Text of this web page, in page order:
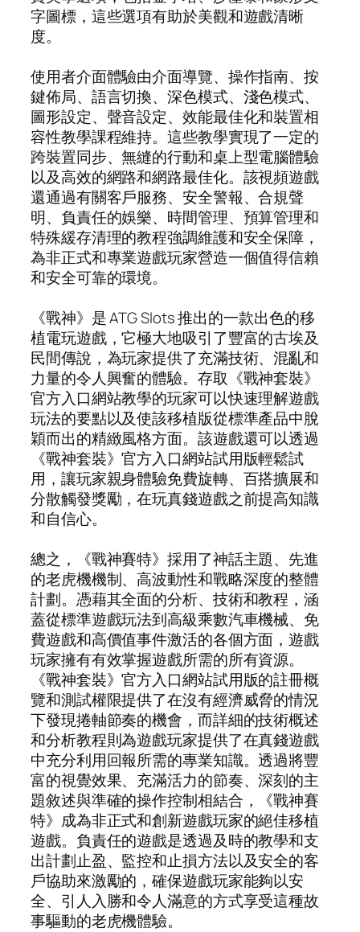
字圖標，這些選項有助於美觀和遊戲清晰
度。
使用者介面體驗由介面導覽、操作指南、按
鍵佈局、語言切換、深色模式、淺色模式、
圖形設定、聲音設定、效能最佳化和裝置相
容性教學課程維持。這些教學實現了一定的
跨裝置同步、無縫的行動和桌上型電腦體驗
以及高效的網路和網路最佳化。該視頻遊戲
還通過有關客戶服務、安全警報、合規聲
明、負責任的娛樂、時間管理、預算管理和
特殊緩存清理的教程強調維護和安全保障，
為非正式和專業遊戲玩家營造一個值得信賴
和安全可靠的環境。
《戰神》是 ATG Slots 推出的一款出色的移
植電玩遊戲，它極大地吸引了豐富的古埃及
民間傳說，為玩家提供了充滿技術、混亂和
力量的令人興奮的體驗。存取《戰神套裝》
官方入口網站教學的玩家可以快速理解遊戲
玩法的要點以及使該移植版從標準產品中脫
穎而出的精緻風格方面。該遊戲還可以透過
《戰神套裝》官方入口網站試用版輕鬆試
用，讓玩家親身體驗免費旋轉、百搭擴展和
分散觸發獎勵，在玩真錢遊戲之前提高知識
和自信心。
總之，《戰神賽特》採用了神話主題、先進
的老虎機機制、高波動性和戰略深度的整體
計劃。憑藉其全面的分析、技術和教程，涵
蓋從標準遊戲玩法到高級乘數汽車機械、免
費遊戲和高價值事件激活的各個方面，遊戲
玩家擁有有效掌握遊戲所需的所有資源。
《戰神套裝》官方入口網站試用版的註冊概
覽和測試權限提供了在沒有經濟威脅的情況
下發現捲軸節奏的機會，而詳細的技術概述
和分析教程則為遊戲玩家提供了在真錢遊戲
中充分利用回報所需的專業知識。透過將豐
富的視覺效果、充滿活力的節奏、深刻的主
題敘述與準確的操作控制相結合，《戰神賽
特》成為非正式和創新遊戲玩家的絕佳移植
遊戲。負責任的遊戲是透過及時的教學和支
出計劃止盈、監控和止損方法以及安全的客
戶協助來激勵的，確保遊戲玩家能夠以安
全、引人入勝和令人滿意的方式享受這種故
事驅動的老虎機體驗。